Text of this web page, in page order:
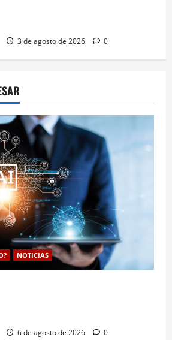
3 de agosto de 2026 0
NOTICIAS
6 de agosto de 2026 0